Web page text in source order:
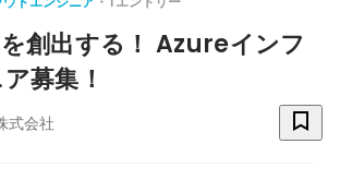
創出する！ Azureインフ
募集！
式会社